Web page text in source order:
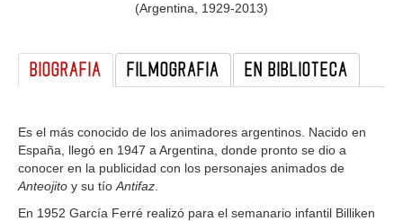
(Argentina, 1929-2013)
BIOGRAFIA FILMOGRAFIA EN BIBLIOTECA
Es el más conocido de los animadores argentinos. Nacido en
España, llegó en 1947 a Argentina, donde pronto se dio a
conocer en la publicidad con los personajes animados de
Anteojito y su tío Antifaz
En 1952 García Ferré realizó para el semanario infantil Billiken